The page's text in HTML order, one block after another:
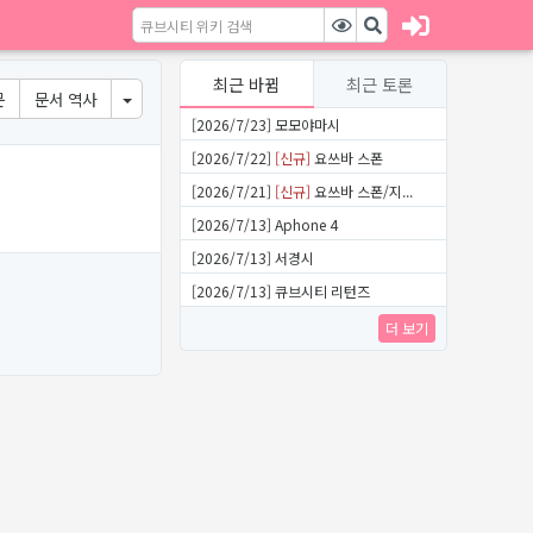
최근 바뀜 최근 토론
[2026/7/23] 모모야마시
[2026/7/22] [신규] 요쓰바 스폰
[2026/7/21] [신규] 요쓰바 스폰/지...
[2026/7/13] Aphone 4
[2026/7/13] 서경시
[2026/7/13] 큐브시티 리턴즈
더 보기
문서 역사